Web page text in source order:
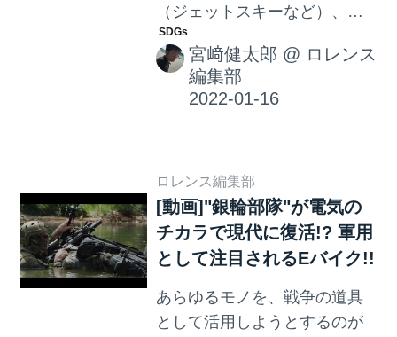
（ジェットスキーなど）、そ
してサイドバイサイド
（ATV）などのレクリエーシ
ョン系パワースポーツの推定
市場規模は、400億ドル≒4兆
参入している分野ですが、
2050年カーボンニュートラル
に向けてこれらパワースポー
ツの"道具"にも、電動化の波が
宮﨑健太郎 @ ロレンス
編集部
ロレンス編集部
[動画]"銀輪部隊"が電気の
チカラで現代に復活!? 軍用
として注目されるEバイク!!
あらゆるモノを、戦争の道具
として活用しようとするのが